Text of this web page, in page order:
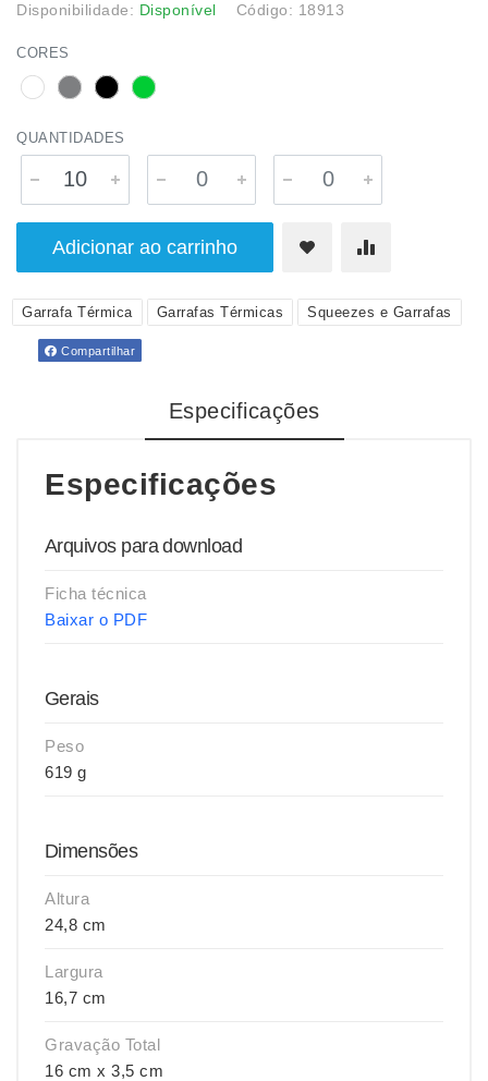
Disponibilidade: Disponível Código: 18913
CORES
QUANTIDADES
Adicionar ao carrinho
Garrafa Térmica Garrafas Térmicas Squeezes e Garrafas
Compartilhar
Especificações
Especificações
Arquivos para download
Ficha técnica
Baixar o PDF
Gerais
Peso
619 g
Dimensões
Altura
24,8 cm
Largura
16,7 cm
Gravação Total
16 cm x 3,5 cm